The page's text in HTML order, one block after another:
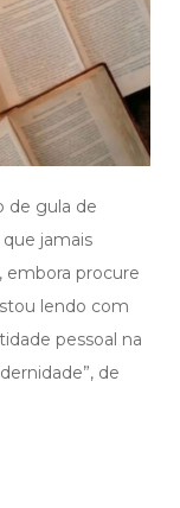
de gula de
jamais
embora procure
lendo com
pessoal na
de